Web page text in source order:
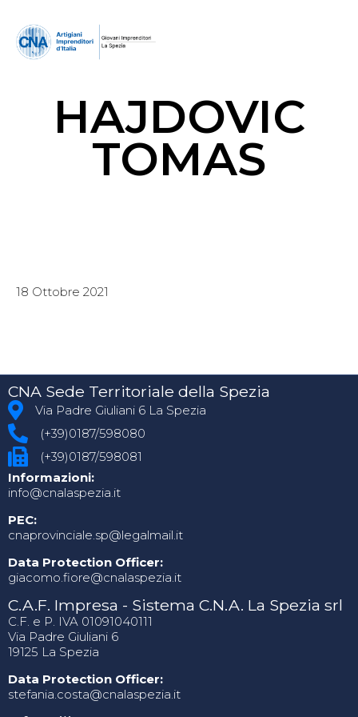
HAJDOVIC
TOMAS
18 Ottobre 2021
CNA Sede Territoriale della Spezia
Via Padre Giuliani 6 La Spezia
(+39)0187/598080
(+39)0187/598081
Informazioni:
info@cnalaspezia.it
PEC:
cnaprovinciale.sp@legalmail.it
Data Protection Officer:
giacomo.fiore@cnalaspezia.it
C.A.F. Impresa - Sistema C.N.A. La Spezia srl
C.F. e P. IVA 01091040111
Via Padre Giuliani 6
19125 La Spezia
Data Protection Officer:
stefania.costa@cnalaspezia.it